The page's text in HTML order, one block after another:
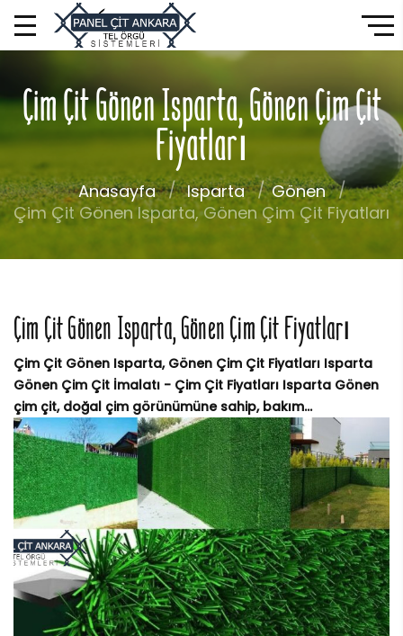
Çim Çit Gönen Isparta, Gönen Çim Çit
Fiyatları
Anasayfa Isparta
Gönen
Çim Çit Gönen Isparta, Gönen Çim Çit Fiyatları
Çim Çit Gönen Isparta, Gönen Çim Çit Fiyatları
Çim Çit Gönen Isparta, Gönen Çim Çit Fiyatları Isparta
Gönen Çim Çit İmalatı - Çim Çit Fiyatları Isparta Gönen
çim çit, doğal çim görünümüne sahip, bakım...